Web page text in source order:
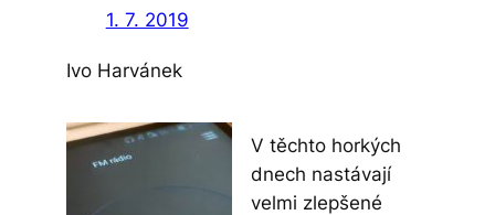
1. 7. 2019
Ivo Harvánek
V těchto horkých
dnech nastávají
velmi zlepšené